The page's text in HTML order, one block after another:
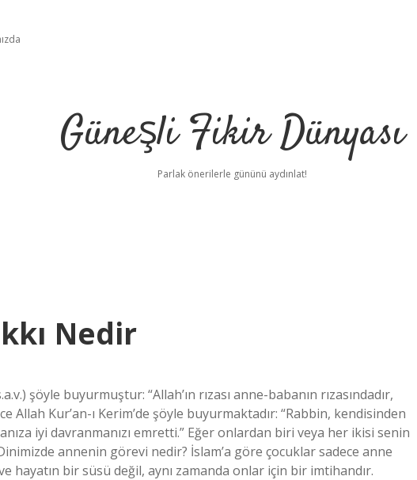
Güneşli Fikir Dünyası
Parlak önerilerle gününü aydınlat!
Nedir
şöyle buyurmuştur: “Allah’ın rızası anne-babanın rızasındadır,
Allah Kur’an-ı Kerim’de şöyle buyurmaktadır: “Rabbin, kendisinden
iyi davranmanızı emretti.” Eğer onlardan biri veya her ikisi senin
annenin görevi nedir? İslam’a göre çocuklar sadece anne
hayatın bir süsü değil, aynı zamanda onlar için bir imtihandır.